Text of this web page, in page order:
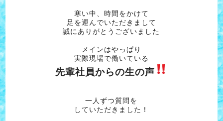
寒い中、時間をかけて
足を運んでいただきまして
誠にありがとうございました
メインはやっぱり
実際現場で働いている
先輩社員からの生の声
一人ずつ質問を
していただきました！